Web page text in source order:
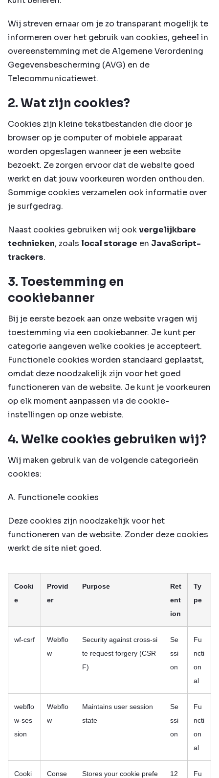
Wij streven ernaar om je zo transparant mogelijk te
informeren over het gebruik van cookies, geheel in
overeenstemming met de Algemene Verordening
Gegevensbescherming (AVG) en de
Telecommunicatiewet.
2. Wat zijn cookies?
Cookies zijn kleine tekstbestanden die door je
browser op je computer of mobiele apparaat
worden opgeslagen wanneer je een website
bezoekt. Ze zorgen ervoor dat de website goed
werkt en dat jouw voorkeuren worden onthouden.
Sommige cookies verzamelen ook informatie over
je surfgedrag.
Naast cookies gebruiken wij ookvergelijkbare
technieken, zoals local storage en JavaScript-
trackers.
3. Toestemming en
cookiebanner
Bij je eerste bezoek aan onze website vragen wij
toestemming via een cookiebanner. Je kunt per
categorie aangeven welke cookies je accepteert.
Functionele cookies worden standaard geplaatst,
omdat deze noodzakelijk zijn voor het goed
functioneren van de website. Je kunt je voorkeuren
op elk moment aanpassen via de cookie-
instellingen op onze webiste.
4. Welke cookies gebruiken wij?
Wij maken gebruik van de volgende categorieën
cookies:
A. Functionele cookies
Deze cookies zijn noodzakelijk voor het
functioneren van de website. Zonder deze cookies
werkt de site niet goed.
Cooki
e
Provid
er
Purpose
Ret
ent
ion
Ty
pe
wf-csrf
Webflo
w
Security against cross-si
te request forgery (CSR
F)
Se
ssi
on
Fu
ncti
on
al
webflo
w-ses
sion
Webflo
w
Maintains user session
state
Se
ssi
on
Fu
ncti
on
al
Cooki
Conse
Stores your cookie prefe
12
Fu